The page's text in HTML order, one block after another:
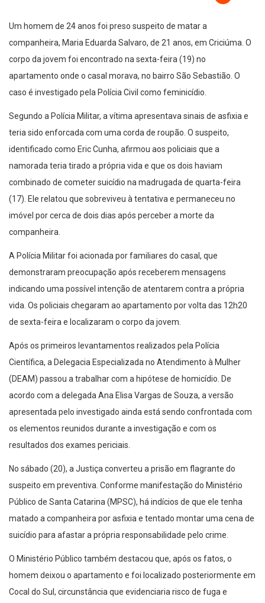
Um homem de 24 anos foi preso suspeito de matar a
companheira, Maria Eduarda Salvaro, de 21 anos, em Criciúma. O
corpo da jovem foi encontrado na sexta-feira (19) no
apartamento onde o casal morava, no bairro São Sebastião. O
caso é investigado pela Polícia Civil como feminicídio.
Segundo a Polícia Militar, a vítima apresentava sinais de asfixia e
teria sido enforcada com uma corda de roupão. O suspeito,
identificado como Eric Cunha, afirmou aos policiais que a
namorada teria tirado a própria vida e que os dois haviam
combinado de cometer suicídio na madrugada de quarta-feira
(17). Ele relatou que sobreviveu à tentativa e permaneceu no
imóvel por cerca de dois dias após perceber a morte da
companheira.
A Polícia Militar foi acionada por familiares do casal, que
demonstraram preocupação após receberem mensagens
indicando uma possível intenção de atentarem contra a própria
vida. Os policiais chegaram ao apartamento por volta das 12h20
de sexta-feira e localizaram o corpo da jovem.
Após os primeiros levantamentos realizados pela Polícia
Científica, a Delegacia Especializada no Atendimento à Mulher
(DEAM) passou a trabalhar com a hipótese de homicídio. De
acordo com a delegada Ana Elisa Vargas de Souza, a versão
apresentada pelo investigado ainda está sendo confrontada com
os elementos reunidos durante a investigação e com os
resultados dos exames periciais.
No sábado (20), a Justiça converteu a prisão em flagrante do
suspeito em preventiva. Conforme manifestação do Ministério
Público de Santa Catarina (MPSC), há indícios de que ele tenha
matado a companheira por asfixia e tentado montar uma cena de
suicídio para afastar a própria responsabilidade pelo crime.
O Ministério Público também destacou que, após os fatos, o
homem deixou o apartamento e foi localizado posteriormente em
Cocal do Sul, circunstância que evidenciaria risco de fuga e